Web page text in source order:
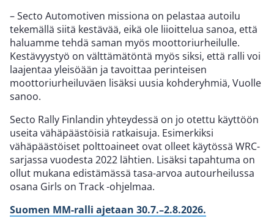
– Secto Automotiven missiona on pelastaa autoilu
tekemällä siitä kestävää, eikä ole liioittelua sanoa, että
haluamme tehdä saman myös moottoriurheilulle.
Kestävyystyö on välttämätöntä myös siksi, että ralli voi
laajentaa yleisöään ja tavoittaa perinteisen
moottoriurheiluväen lisäksi uusia kohderyhmiä, Vuolle
sanoo.
Secto Rally Finlandin yhteydessä on jo otettu käyttöön
useita vähäpäästöisiä ratkaisuja. Esimerkiksi
vähäpäästöiset polttoaineet ovat olleet käytössä WRC-
sarjassa vuodesta 2022 lähtien. Lisäksi tapahtuma on
ollut mukana edistämässä tasa-arvoa autourheilussa
osana Girls on Track -ohjelmaa.
Suomen MM-ralli ajetaan 30.7.–2.8.2026.